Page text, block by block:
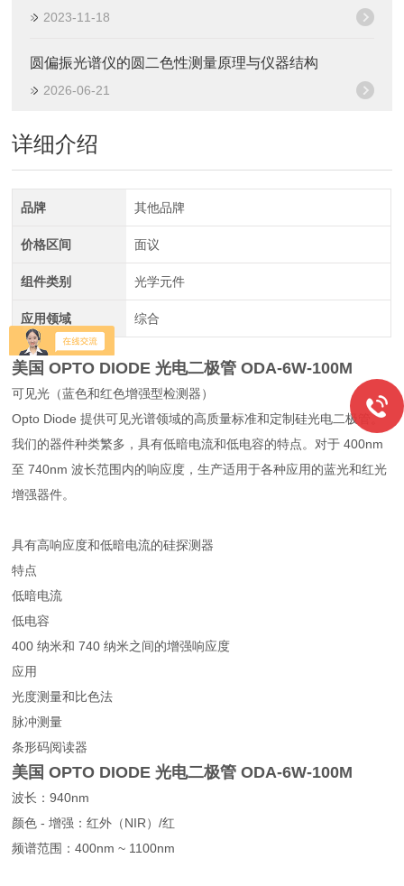
2023-11-18
圆偏振光谱仪的圆二色性测量原理与仪器结构
2026-06-21
详细介绍
品牌 其他品牌
价格区间 面议
组件类别 光学元件
应用领域 综合
美国 OPTO DIODE 光电二极管 ODA-6W-100M
可见光（蓝色和红色增强型检测器）
Opto Diode 提供可见光谱领域的高质量标准和定制硅光电二极管。
我们的器件种类繁多，具有低暗电流和低电容的特点。对于 400nm
至 740nm 波长范围内的响应度，生产适用于各种应用的蓝光和红光
增强器件。
具有高响应度和低暗电流的硅探测器
特点
低暗电流
低电容
400 纳米和 740 纳米之间的增强响应度
应用
光度测量和比色法
脉冲测量
条形码阅读器
美国 OPTO DIODE 光电二极管 ODA-6W-100M
波长：940nm
颜色 - 增强：红外（NIR）/红
频谱范围：400nm ~ 1100nm